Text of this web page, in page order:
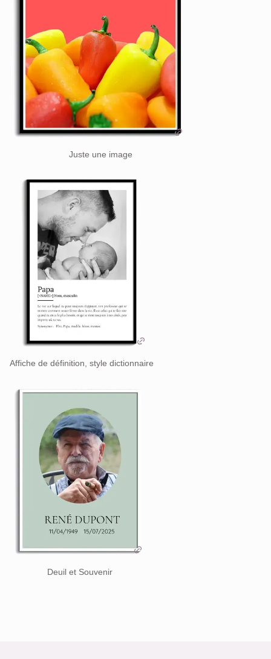
Juste une image
Affiche de définition, style dictionnaire
Deuil et Souvenir